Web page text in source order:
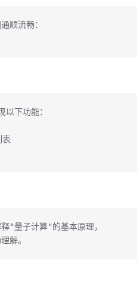
顺流畅：
下功能：
表
"量子计算"的基本原理，
解。